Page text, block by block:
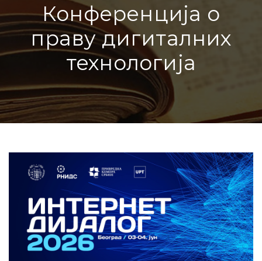
Конференција о
праву дигиталних
технологија